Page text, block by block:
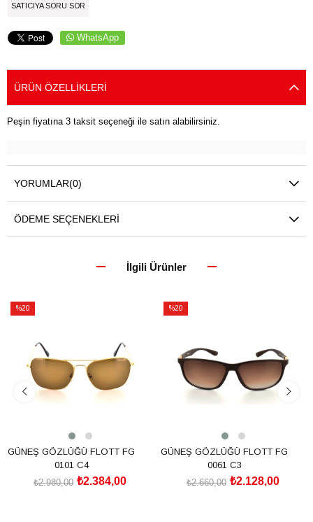
SATICIYA SORU SOR
WhatsApp
ÜRÜN ÖZELLIKLERI
Peşin fiyatına 3 taksit seçeneği ile satın alabilirsiniz.
YORUMLAR(0)
ÖDEME SEÇENEKLERI
İlgili Ürünler
%20
GÜNEŞ GÖZLÜĞÜ FLOTT FG
0101 C4
₺2.384,00
₺2.980,00
%20
GÜNEŞ GÖZLÜĞÜ FLOTT FG
0061 C3
₺2.128,00
₺2.660,00